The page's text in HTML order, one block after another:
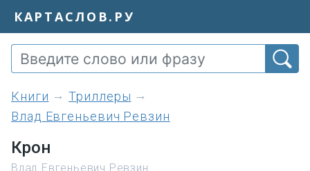
КАРТАСЛОВ.РУ
книги
Триллеры
Влад Евгеньевич Ревзин
Крон
Влад Евгеньевич Ревзин